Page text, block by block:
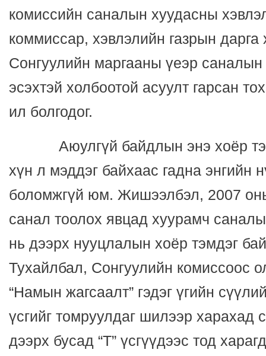
комиссийн саналын хуудасны
коммиссар, хэвлэлийн газрын
Сонгуулийн маргааны үеэр
эсэхтэй холбоотой асуулт гарсан
ил болгодог.
Аюулгүй байдлын энэ хоёр
хүн л мэддэг байхаас гадна энгийн
боломжгүй юм. Жишээлбэл, 2007
санал тоолох явцад хуурамч
нь дээрх нууцлалын хоёр тэмдэг
Тухайлбал, Сонгуулийн комиссоос
“Намын жагсаалт” гэдэг үгийн
үсгийг томруулдаг шилээр харахад
дээрх бусад “T” үсгүүдээс тод